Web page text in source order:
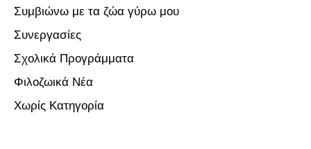
Συμβιώνω με τα ζώα γύρω μου
Συνεργασίες
Σχολικά Προγράμματα
Φιλοζωικά Νέα
Χωρίς Κατηγορία